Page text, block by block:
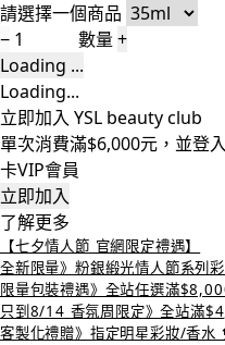
請選擇一個商品
−
數量+
Loading ...
Loading...
立即加入 YSL beauty club
單次消費滿$6,000元，並登
卡VIP會員
立即加入
了解更多
【七夕情人節 官網限定禮遇】
全新限量》粉銀緞光情人節系列
限量包裝禮遇》全站任選滿
只到8/14 香氛周限定》全站滿
客製化禮贈》指定明星彩妝/香水